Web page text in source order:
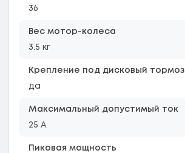
36
Вес мотор-колеса
3.5 кг
Крепление под дисковый тормоз
да
Максимальный допустимый ток
25 A
Пиковая мощность